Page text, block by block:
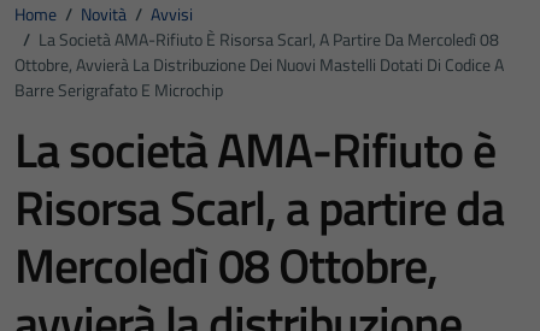
Home / Novità / Avvisi
/ La Società AMA-Rifiuto È Risorsa Scarl, A Partire Da Mercoledì 08
Ottobre, Avvierà La Distribuzione Dei Nuovi Mastelli Dotati Di Codice A
Barre Serigrafato E Microchip
La società AMA-Rifiuto è
Risorsa Scarl, a partire da
Mercoledì 08 Ottobre,